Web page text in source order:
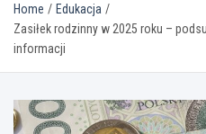
Home
Edukacja
Zasiłek rodzinny w 2025 roku –
informacji